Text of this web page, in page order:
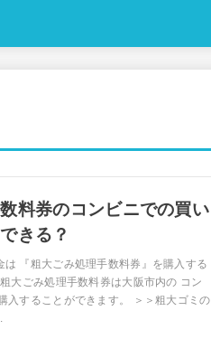
料券のコンビニでの買い
きる？
は 『粗大ごみ処理手数料券』を購入する
大ごみ処理手数料券は大阪市内の コン
入することができます。 ＞＞粗大ゴミの